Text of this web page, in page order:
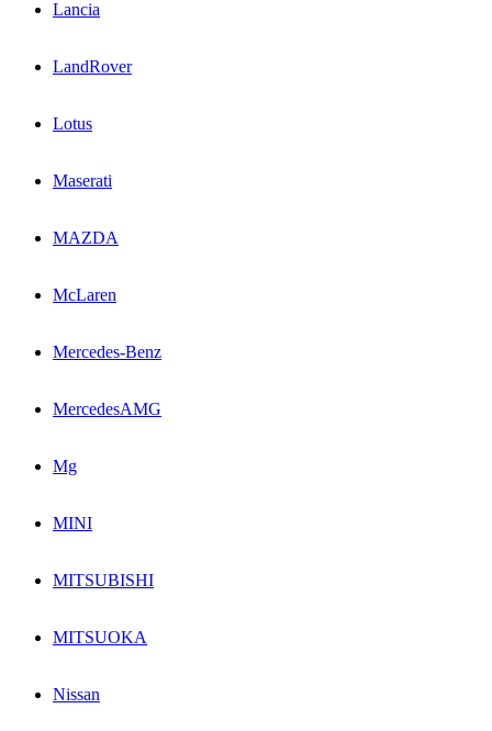
Lancia
LandRover
Lotus
Maserati
MAZDA
McLaren
Mercedes-Benz
MercedesAMG
Mg
MINI
MITSUBISHI
MITSUOKA
Nissan